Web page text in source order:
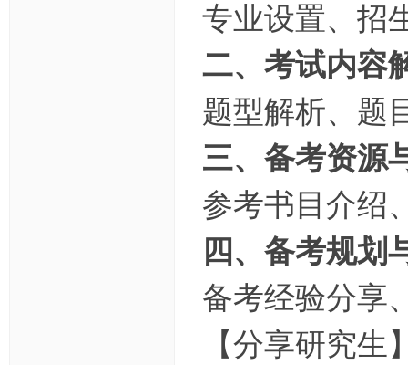
专业设置、招
二、考试内容
题型解析、题
三、备考资源
参考书目介绍
四、备考规划
备考经验分享
【分享研究